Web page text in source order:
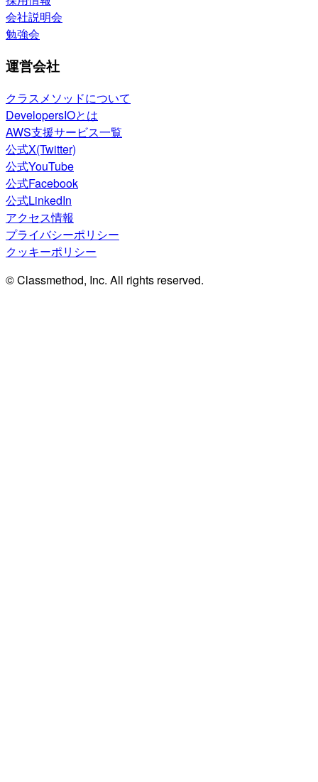
会社説明会
勉強会
運営会社
クラスメソッドについて
DevelopersIOとは
AWS支援サービス一覧
公式X(Twitter)
公式YouTube
公式Facebook
公式LinkedIn
アクセス情報
プライバシーポリシー
クッキーポリシー
© Classmethod, Inc. All rights reserved.